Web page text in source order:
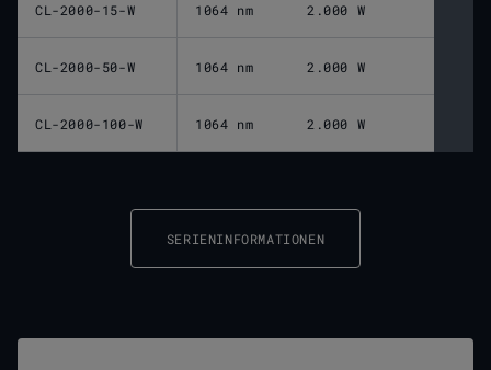
CL-2000-15-W 1064 nm 2.000 W
CL-2000-50-W 1064 nm 2.000 W
CL-2000-100-W 1064 nm 2.000 W
SERIENINFORMATIONEN